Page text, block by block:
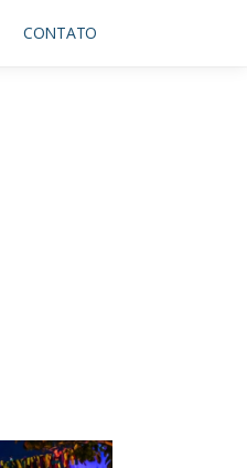
CONTATO